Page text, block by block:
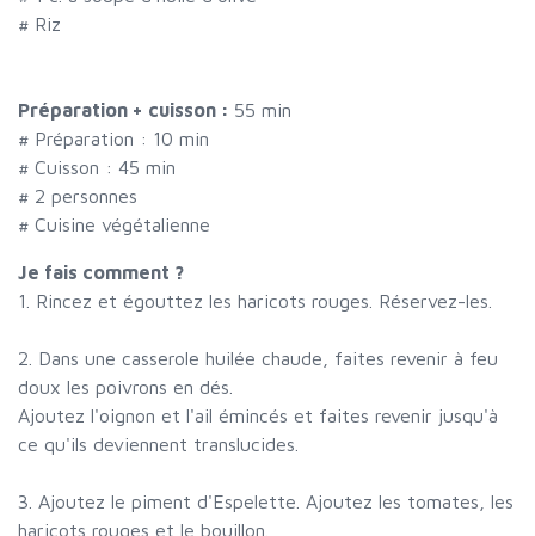
# Riz
Préparation + cuisson : 55 min
# Préparation : 10 min
# Cuisson : 45 min
# 2 personnes
# Cuisine végétalienne
Je fais comment ?
1. Rincez et égouttez les haricots rouges. Réservez-les.
2. Dans une casserole huilée chaude, faites revenir à feu
doux les poivrons en dés.
Ajoutez l'oignon et l'ail émincés et faites revenir jusqu'à
ce qu'ils deviennent translucides.
3. Ajoutez le piment d'Espelette. Ajoutez les tomates, les
haricots rouges et le bouillon.